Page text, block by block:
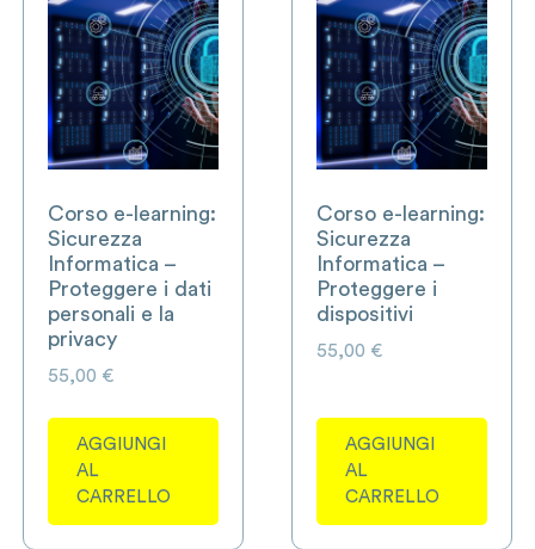
Corso e-learning:
Sicurezza
Informatica –
Proteggere i dati
personali e la
privacy
55,00 €
AGGIUNGI
AL
CARRELLO
Corso e-learning:
Sicurezza
Informatica –
Proteggere i
dispositivi
55,00 €
AGGIUNGI
AL
CARRELLO